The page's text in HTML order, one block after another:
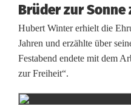
Brüder zur Sonne
Hubert Winter erhielt die
Jahren und erzählte über
Festabend endete mit dem
zur Freiheit“.